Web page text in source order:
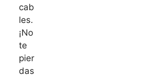
cab
les.
¡No
te
pier
das